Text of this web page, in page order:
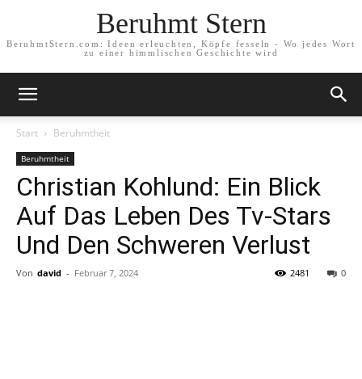
Beruhmt Stern
BeruhmtStern.com: Ideen erleuchten, Köpfe fesseln - Wo jedes Wort
zu einer himmlischen Geschichte wird
Start Beruhmtheit
Beruhmtheit
Christian Kohlund: Ein Blick
Auf Das Leben Des Tv-Stars
Und Den Schweren Verlust
Von david - Februar 7, 2024 0
2481